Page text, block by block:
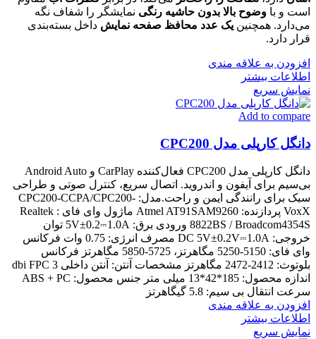
است و با وضوح بالا بدون حاشیه رنگی نمایشگر را شفاف نگه
می‌دارد. همچنین یک عدد محافظ صفحه نمایش داخل بسته‌بندی
قرار دارد.
افزودن به علاقه مندی
اطلاعات بیشتر
نمایش سریع
Add to compare
دانگل کارپلی مدل CPC200
دانگل کارپلی مدل CPC200 فعال‌کننده CarPlay و Android Auto
بی‌سیم برای آیفون و اندروید. اتصال سریع، کنترل صوتی و طراحی
سبک برای رانندگی ایمن و راحت.مدل: CPC200-CCPA/CPC200-
VoxX پردازنده: Atmel AT91SAM9260 ماژول وای فای : Realtek
8822BS / Broadcom4354S ورودی برق: 5V±0.2⎓1.0A توان
خروجی: DC 5V±0.2V⎓1.0A مصرف انرژی: 0.75 وات فرکانس
وای فای: 5150-5250 مگاهرتز، 5725-5850 مگاهرتز فرکانس
بلوتوث: 2412-2472 مگاهرتز مشخصات آنتن: آنتن داخلی 3 dbi FPC
اندازه محصول: 185*42*13 میلی متر جنس محصول: ABS + PC
سرعت انتقال بی سیم: 5.8 گیگاهرتز
افزودن به علاقه مندی
اطلاعات بیشتر
نمایش سریع